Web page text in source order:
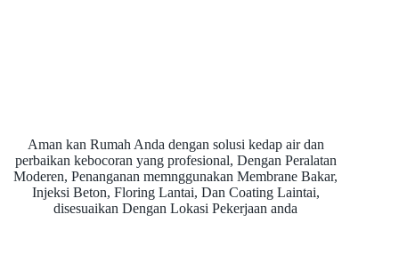
Aman kan Rumah Anda dengan solusi kedap air dan
perbaikan kebocoran yang profesional, Dengan Peralatan
Moderen, Penanganan memnggunakan Membrane Bakar,
Injeksi Beton, Floring Lantai, Dan Coating Laintai,
disesuaikan Dengan Lokasi Pekerjaan anda